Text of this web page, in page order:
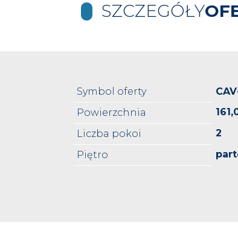
SZCZEGÓŁY
Symbol oferty
Powierzchnia
Liczba pokoi
2
Piętro